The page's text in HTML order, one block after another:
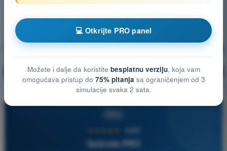
Opšte poznavanje vazduhoplova Vežbanje!
🔒 PRO Objašnjenje pitanja
4,6/5
Quizvds PRO
💻 Otkrijte PRO panel
Možete i dalje da koristite besplatnu verziju, koja vam
omogućava pristup do 75% pitanja sa ograničenjem od 3
simulacije svaka 2 sata.